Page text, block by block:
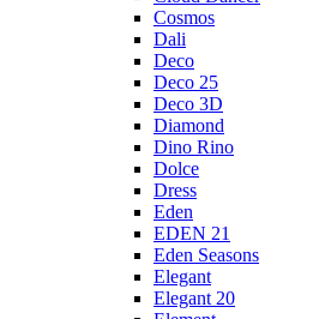
Cosmos
Dali
Deco
Deco 25
Deco 3D
Diamond
Dino Rino
Dolce
Dress
Eden
EDEN 21
Eden Seasons
Elegant
Elegant 20